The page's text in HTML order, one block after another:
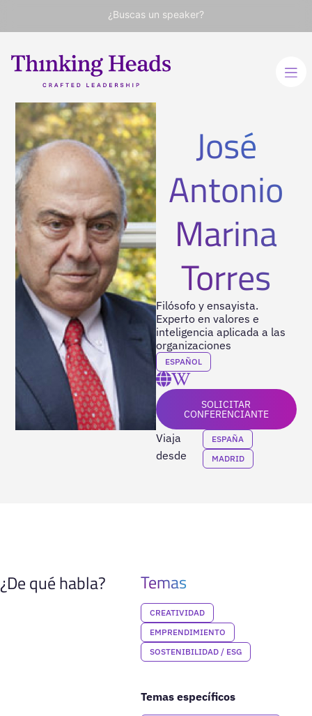
¿Buscas un speaker?
José
Antonio
Marina
Torres
Filósofo y ensayista.
Experto en valores e
inteligencia aplicada a las
organizaciones
ESPAÑOL
SOLICITAR
CONFERENCIANTE
Viaja
desde
ESPAÑA
MADRID
¿De qué habla? Temas
CREATIVIDAD
EMPRENDIMIENTO
SOSTENIBILIDAD / ESG
Temas específicos